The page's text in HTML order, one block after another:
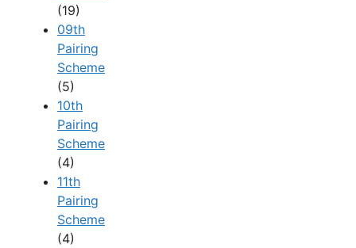
(19)
09th
Pairing
Scheme
(5)
10th
Pairing
Scheme
(4)
11th
Pairing
Scheme
(4)